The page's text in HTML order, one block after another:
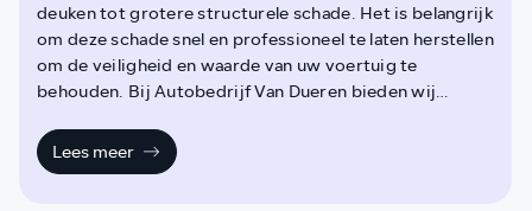
deuken tot grotere structurele schade. Het is belangrijk
om deze schade snel en professioneel te laten herstellen
om de veiligheid en waarde van uw voertuig te
behouden. Bij Autobedrijf Van Dueren bieden wij
door hoogopgeleide specialisten met oog voor detail.
Lees meer